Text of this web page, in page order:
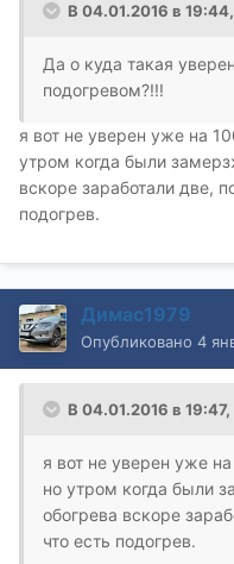
В 04.01.2016 в
Да о куда такая
подогревом?!!!
я вот не уверен уже на
утром когда были
вскоре заработали две,
подогрев.
Димас1979
Опубликовано 4
В 04.01.2016 в
я вот не уверен уже
но утром когда были
обогрева вскоре
что есть подогрев.